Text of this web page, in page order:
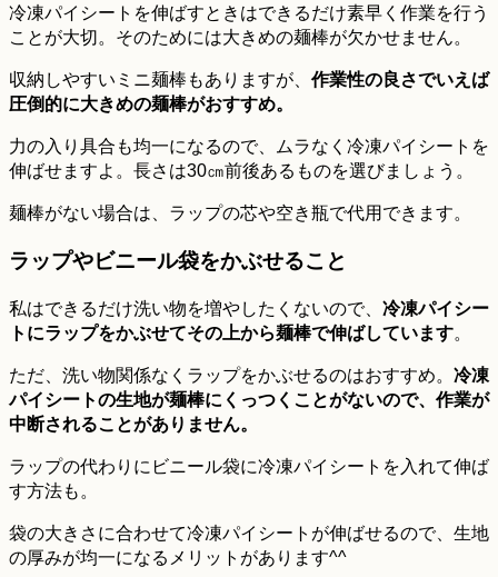
冷凍パイシートを伸ばすときはできるだけ素早く作業を行う
ことが大切。そのためには大きめの麺棒が欠かせません。
収納しやすいミニ麺棒もありますが、 作業性の良さでいえば
圧倒的に大きめの麺棒がおすすめ。
力の入り具合も均一になるので、ムラなく冷凍パイシートを
伸ばせますよ。長さは30㎝前後あるものを選びましょう。
麺棒がない場合は、ラップの芯や空き瓶で代用できます。
ラップやビニール袋をかぶせること
私はできるだけ洗い物を増やしたくないので、 冷凍パイシー
トにラップをかぶせてその上から麺棒で伸ばしています。
ただ、洗い物関係なくラップをかぶせるのはおすすめ。 冷凍
パイシートの生地が麺棒にくっつくことがないので、作業が
中断されることがありません。
ラップの代わりにビニール袋に冷凍パイシートを入れて伸ば
す方法も。
袋の大きさに合わせて冷凍パイシートが伸ばせるので、生地
の厚みが均一になるメリットがあります^^